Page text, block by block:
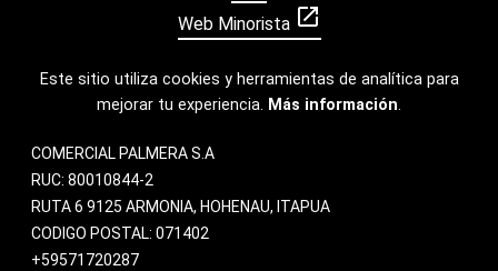
Web Minorista open_in_new
Este sitio utiliza cookies y herramientas de analítica para
mejorar tu experiencia. Más información.
COMERCIAL PALMERA S.A
RUC: 80010844-2
RUTA 6 9125 ARMONIA, HOHENAU, ITAPUA
CODIGO POSTAL: 071402
+59571720287